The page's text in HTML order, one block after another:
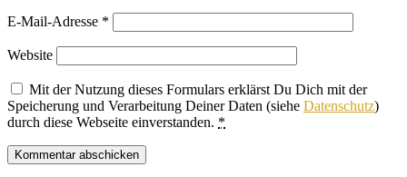
E-Mail-Adresse *
Website
Mit der Nutzung dieses Formulars erklärst Du Dich mit der
Speicherung und Verarbeitung Deiner Daten (siehe Datenschutz)
durch diese Webseite einverstanden. *